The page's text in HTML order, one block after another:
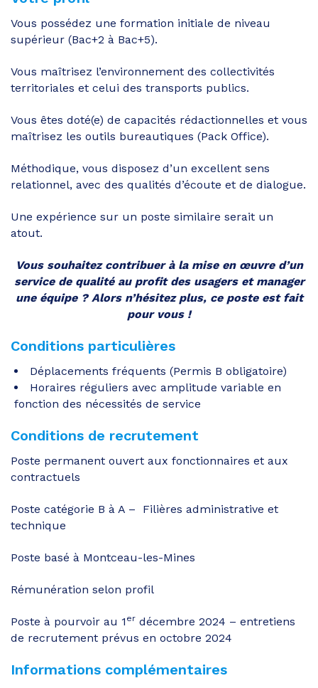
Vous possédez une formation initiale de niveau
supérieur (Bac+2 à Bac+5).
Vous maîtrisez l’environnement des collectivités
territoriales et celui des transports publics.
Vous êtes doté(e) de capacités rédactionnelles et vous
maîtrisez les outils bureautiques (Pack Office).
Méthodique, vous disposez d’un excellent sens
relationnel, avec des qualités d’écoute et de dialogue.
Une expérience sur un poste similaire serait un
atout.
Vous souhaitez contribuer à la mise en œuvre d’un
service de qualité au profit des usagers et manager
une équipe ? Alors n’hésitez plus, ce poste est fait
pour vous !
Conditions particulières
Déplacements fréquents (Permis B obligatoire)
Horaires réguliers avec amplitude variable en
fonction des nécessités de service
Conditions de recrutement
Poste permanent ouvert aux fonctionnaires et aux
contractuels
Poste catégorie B à A – Filières administrative et
technique
Poste basé à Montceau-les-Mines
Rémunération selon profil
Poste à pourvoir au 1 er décembre 2024 – entretiens
de recrutement prévus en octobre 2024
Informations complémentaires